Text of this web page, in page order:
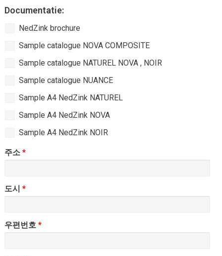
Documentatie:
Waarmee
NedZink brochure
Sample catalogue NOVA COMPOSITE
Sample catalogue NATUREL NOVA , NOIR
Sample catalogue NUANCE
Sample A4 NedZink NATUREL
Sample A4 NedZink NOVA
Sample A4 NedZink NOIR
주소 *
도시 *
우편번호 *